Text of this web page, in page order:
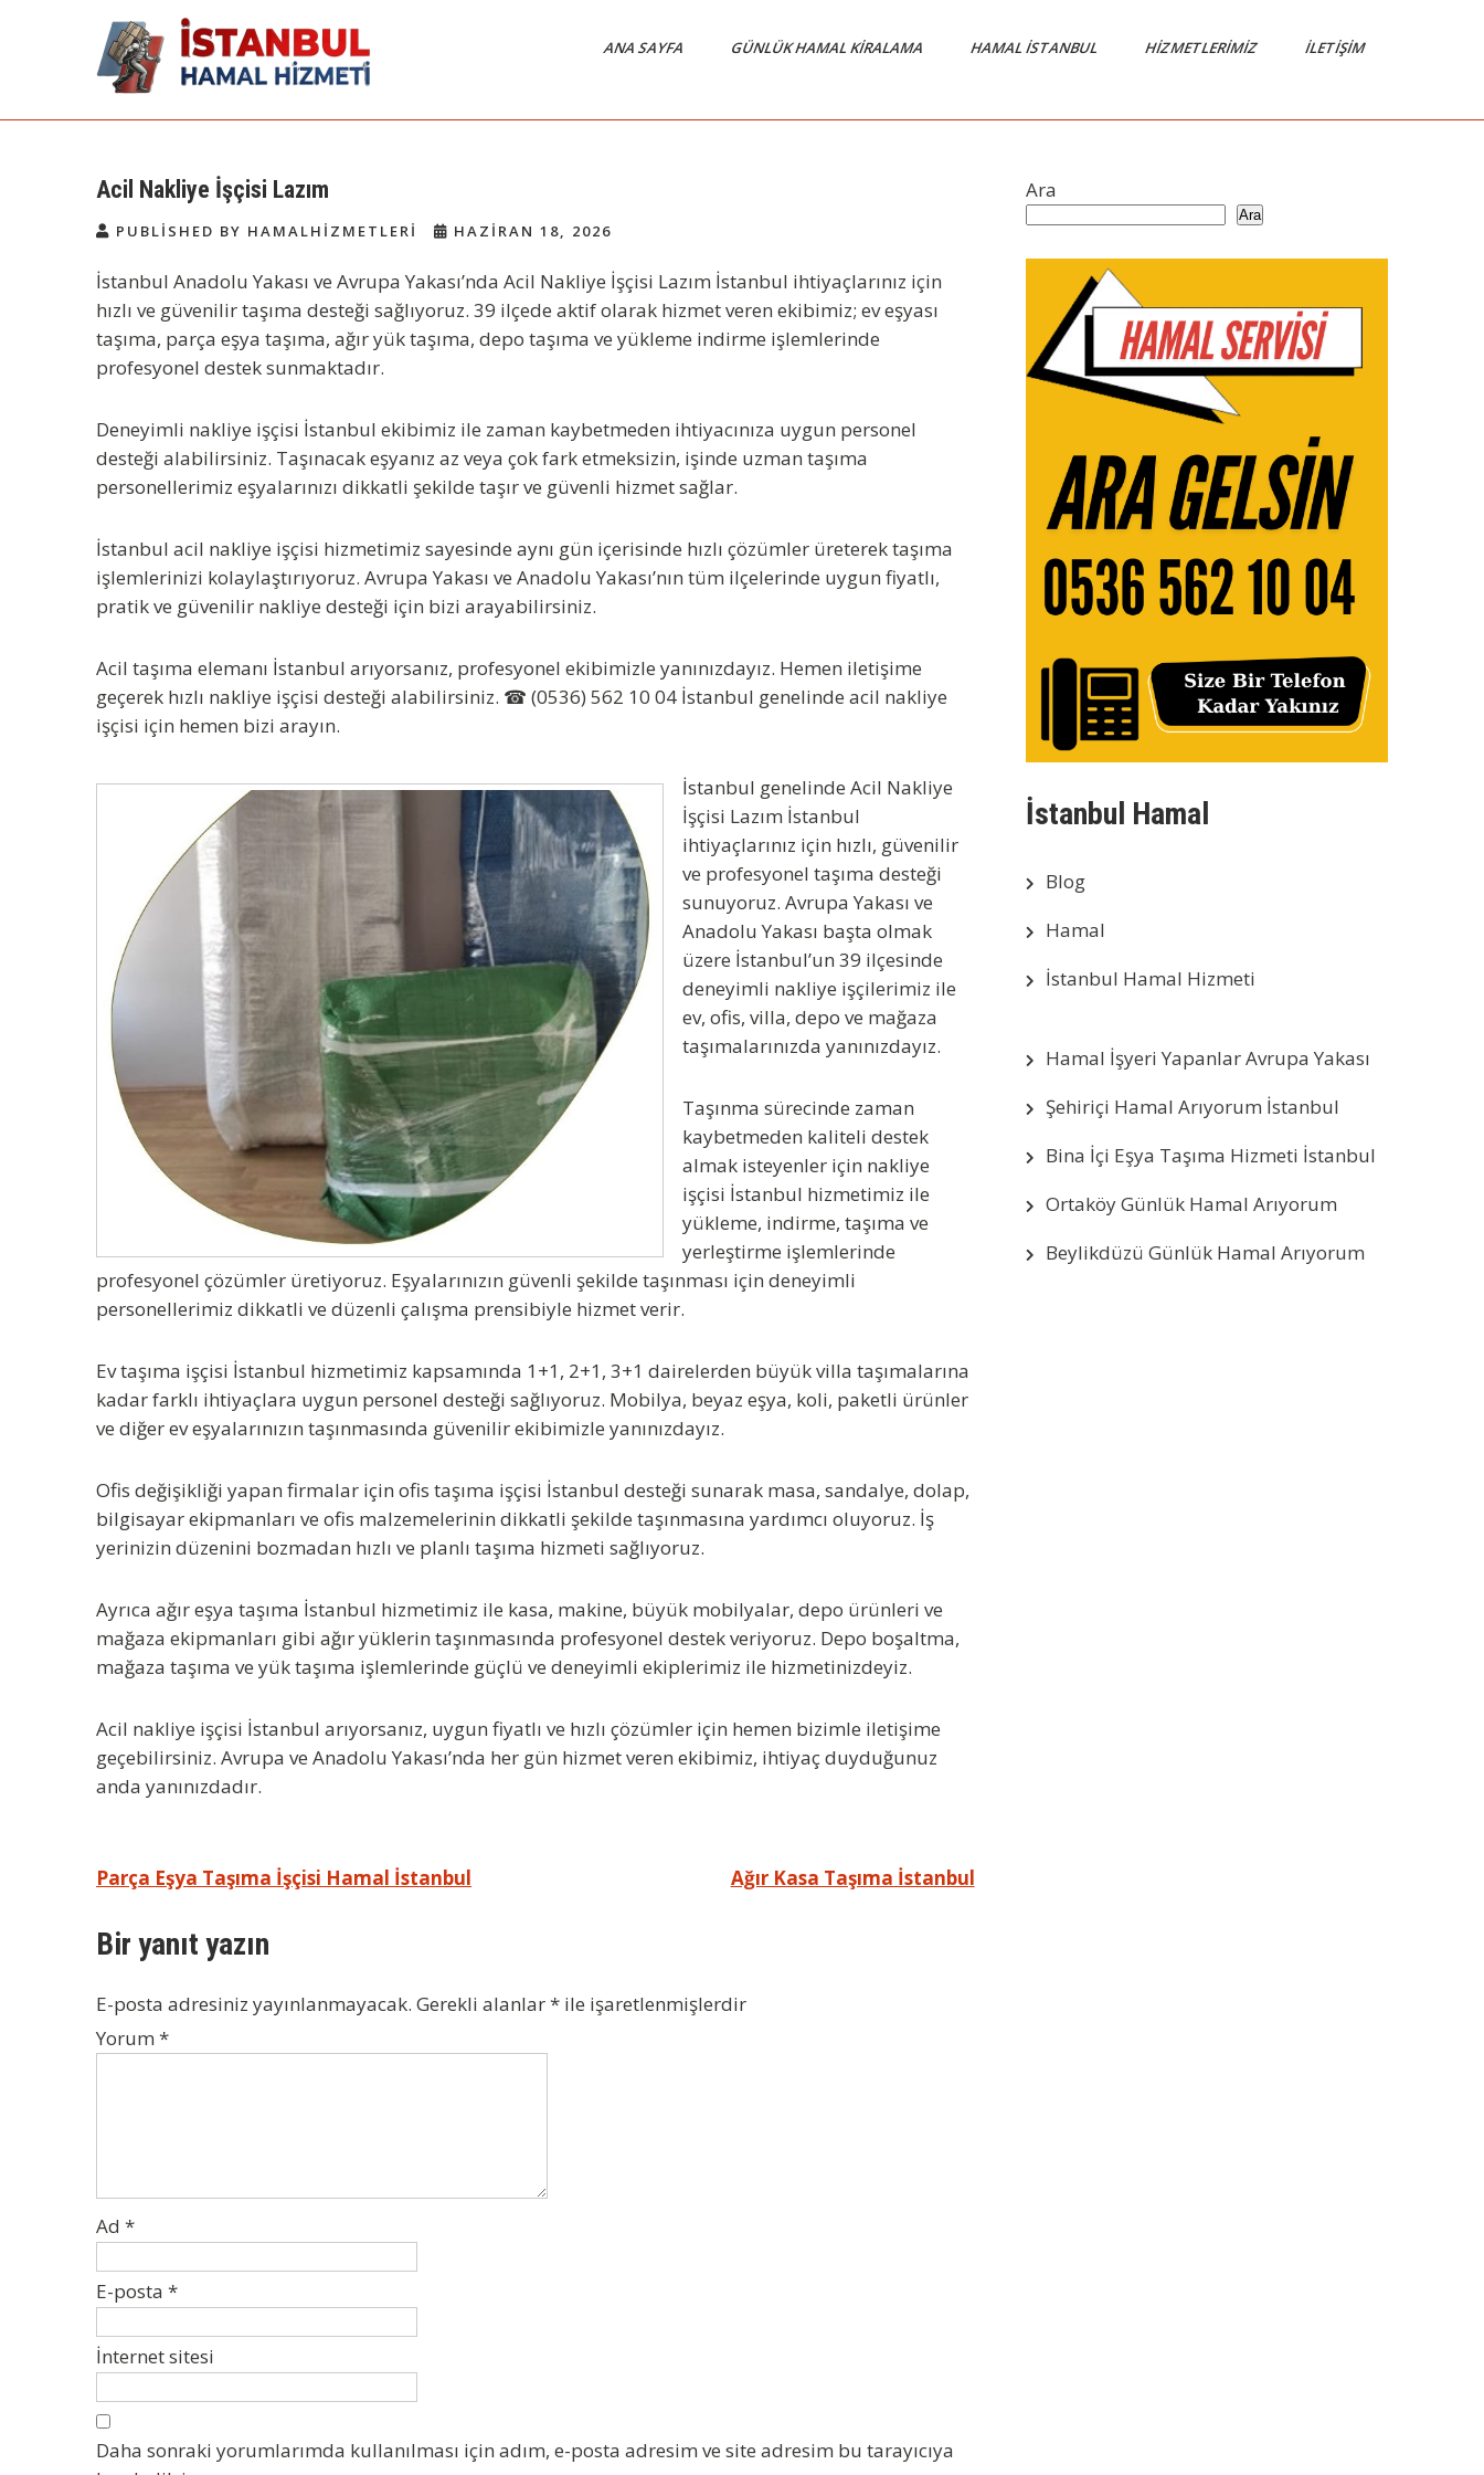
İstanbul Günlük
Arıyorum Hamal
Lazım
Acil Hamal Bul – İstanbul Geneli
ANA SAYFA GÜNLÜK HAMAL KIRALAMA HAMAL İSTANBUL HIZMETLERIMIZ İLETIŞIM
Acil Nakliye İşçisi Lazım
PUBLISHED BY HAMALHIZMETLERI HAZIRAN 18, 2026
İstanbul Anadolu Yakası ve Avrupa Yakası’nda Acil Nakliye İşçisi Lazım İstanbul ihtiyaçlarınız için
hızlı ve güvenilir taşıma desteği sağlıyoruz. 39 ilçede aktif olarak hizmet veren ekibimiz; ev eşyası
taşıma, parça eşya taşıma, ağır yük taşıma, depo taşıma ve yükleme indirme işlemlerinde
profesyonel destek sunmaktadır.
Deneyimli nakliye işçisi İstanbul ekibimiz ile zaman kaybetmeden ihtiyacınıza uygun personel
desteği alabilirsiniz. Taşınacak eşyanız az veya çok fark etmeksizin, işinde uzman taşıma
personellerimiz eşyalarınızı dikkatli şekilde taşır ve güvenli hizmet sağlar.
İstanbul acil nakliye işçisi hizmetimiz sayesinde aynı gün içerisinde hızlı çözümler üreterek taşıma
işlemlerinizi kolaylaştırıyoruz. Avrupa Yakası ve Anadolu Yakası’nın tüm ilçelerinde uygun fiyatlı,
pratik ve güvenilir nakliye desteği için bizi arayabilirsiniz.
Acil taşıma elemanı İstanbul arıyorsanız, profesyonel ekibimizle yanınızdayız. Hemen iletişime
geçerek hızlı nakliye işçisi desteği alabilirsiniz. ☎ (0536) 562 10 04 İstanbul genelinde acil nakliye
işçisi için hemen bizi arayın.
İstanbul genelinde Acil Nakliye
İşçisi Lazım İstanbul
ihtiyaçlarınız için hızlı, güvenilir
ve profesyonel taşıma desteği
sunuyoruz. Avrupa Yakası ve
Anadolu Yakası başta olmak
üzere İstanbul’un 39 ilçesinde
deneyimli nakliye işçilerimiz ile
ev, ofis, villa, depo ve mağaza
taşımalarınızda yanınızdayız.
Taşınma sürecinde zaman
kaybetmeden kaliteli destek
almak isteyenler için nakliye
işçisi İstanbul hizmetimiz ile
yükleme, indirme, taşıma ve
yerleştirme işlemlerinde
profesyonel çözümler üretiyoruz. Eşyalarınızın güvenli şekilde taşınması için deneyimli
personellerimiz dikkatli ve düzenli çalışma prensibiyle hizmet verir.
Ev taşıma işçisi İstanbul hizmetimiz kapsamında 1+1, 2+1, 3+1 dairelerden büyük villa taşımalarına
kadar farklı ihtiyaçlara uygun personel desteği sağlıyoruz. Mobilya, beyaz eşya, koli, paketli ürünler
ve diğer ev eşyalarınızın taşınmasında güvenilir ekibimizle yanınızdayız.
Ofis değişikliği yapan firmalar için ofis taşıma işçisi İstanbul desteği sunarak masa, sandalye, dolap,
bilgisayar ekipmanları ve ofis malzemelerinin dikkatli şekilde taşınmasına yardımcı oluyoruz. İş
yerinizin düzenini bozmadan hızlı ve planlı taşıma hizmeti sağlıyoruz.
Ayrıca ağır eşya taşıma İstanbul hizmetimiz ile kasa, makine, büyük mobilyalar, depo ürünleri ve
mağaza ekipmanları gibi ağır yüklerin taşınmasında profesyonel destek veriyoruz. Depo boşaltma,
mağaza taşıma ve yük taşıma işlemlerinde güçlü ve deneyimli ekiplerimiz ile hizmetinizdeyiz.
Acil nakliye işçisi İstanbul arıyorsanız, uygun fiyatlı ve hızlı çözümler için hemen bizimle iletişime
geçebilirsiniz. Avrupa ve Anadolu Yakası’nda her gün hizmet veren ekibimiz, ihtiyaç duyduğunuz
anda yanınızdadır.
Yazı
Parça Eşya Taşıma İşçisi Hamal İstanbul Ağır Kasa Taşıma İstanbul
Bir yanıt yazın
E-posta adresiniz yayınlanmayacak. Gerekli alanlar* ile işaretlenmişlerdir
Yorum *
Ad *
E-posta *
İnternet sitesi
Daha sonraki yorumlarımda kullanılması için adım, e-posta adresim ve site adresim bu tarayıcıya
Ara
Ara
İstanbul Hamal
Blog
Hamal
İstanbul Hamal Hizmeti
Hamal İşyeri Yapanlar Avrupa Yakası
Şehiriçi Hamal Arıyorum İstanbul
Bina İçi Eşya Taşıma Hizmeti İstanbul
Ortaköy Günlük Hamal Arıyorum
Beylikdüzü Günlük Hamal Arıyorum